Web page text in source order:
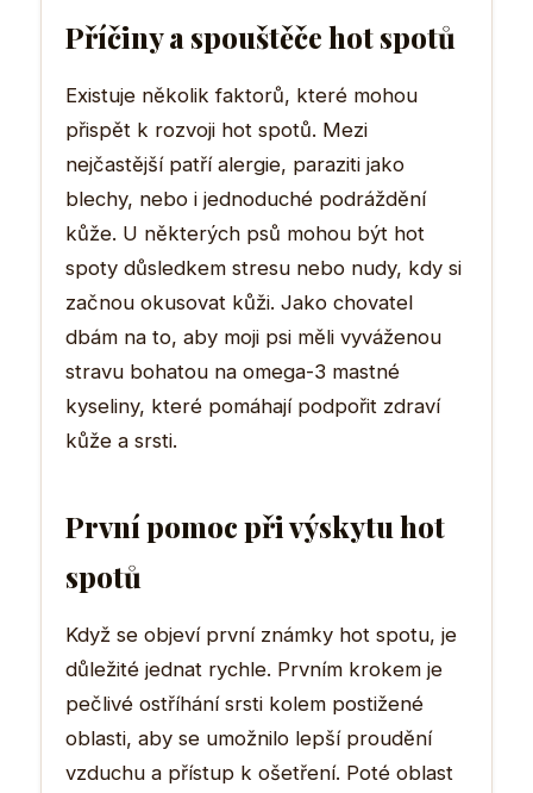
Příčiny a spouštěče hot spotů
Existuje několik faktorů, které mohou
přispět k rozvoji hot spotů. Mezi
nejčastější patří alergie, paraziti jako
blechy, nebo i jednoduché podráždění
kůže. U některých psů mohou být hot
spoty důsledkem stresu nebo nudy, kdy si
začnou okusovat kůži. Jako chovatel
dbám na to, aby moji psi měli vyváženou
stravu bohatou na omega-3 mastné
kyseliny, které pomáhají podpořit zdraví
kůže a srsti.
První pomoc při výskytu hot
spotů
Když se objeví první známky hot spotu, je
důležité jednat rychle. Prvním krokem je
pečlivé ostříhání srsti kolem postižené
oblasti, aby se umožnilo lepší proudění
vzduchu a přístup k ošetření. Poté oblast